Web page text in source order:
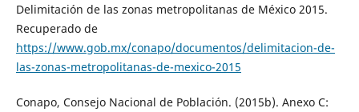
Delimitación de las zonas metropolitanas de México 2015.
Recuperado de
https://www.gob.mx/conapo/documentos/delimitacion-de-
las-zonas-metropolitanas-de-mexico-2015
Conapo, Consejo Nacional de Población. (2015b). Anexo C: